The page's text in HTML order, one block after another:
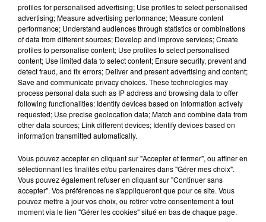
bénéfiques pour les plus jeunes. La méthode TAM permet
aussi «de créer un moment avec leur enfant, un petit peu
plus privilégier, d’avoir une complicité», comme le souligne
l’Angevine.
Pour découvrir la méthode TAM, il est possible de contacter
Dorothée Calvo par mail,zenementbien@gmail.com. Elle
sera également présente au marché de noël des créateurs,
au Décathlon du Pont-de-Cé, les 10 et 11 décembre
prochains.
profiles for personalised advertising; Use profiles to select personalised
advertising; Measure advertising performance; Measure content
performance; Understand audiences through statistics or combinations
of data from different sources; Develop and improve services; Create
profiles to personalise content; Use profiles to select personalised
content; Use limited data to select content; Ensure security, prevent and
detect fraud, and fix errors; Deliver and present advertising and content;
Save and communicate privacy choices. These technologies may
process personal data such as IP address and browsing data to offer
following functionalities: Identify devices based on information actively
requested; Use precise geolocation data; Match and combine data from
other data sources; Link different devices; Identify devices based on
information transmitted automatically.
Vous pouvez accepter en cliquant sur "Accepter et fermer", ou affiner en
sélectionnant les finalités et/ou partenaires dans "Gérer mes choix".
Vous pouvez également refuser en cliquant sur "Continuer sans
accepter". Vos préférences ne s'appliqueront que pour ce site. Vous
pouvez mettre à jour vos choix, ou retirer votre consentement à tout
moment via le lien "Gérer les cookies" situé en bas de chaque page.